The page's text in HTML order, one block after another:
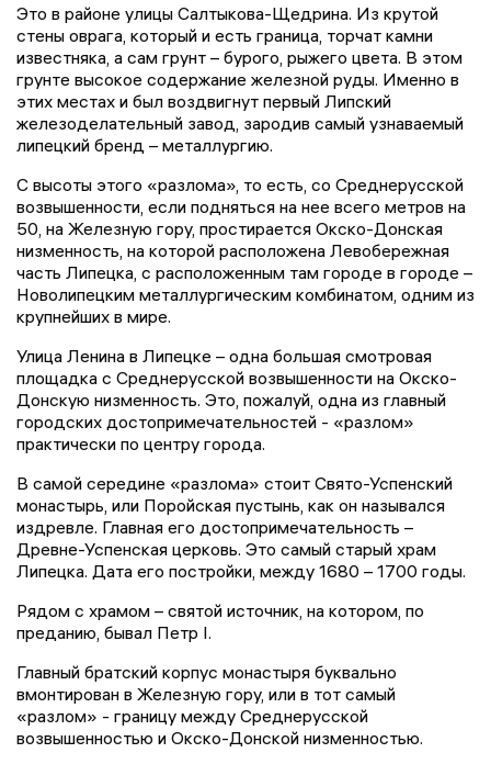
Это в районе улицы Салтыкова-Щедрина. Из крутой
стены оврага, который и есть граница, торчат камни
известняка, а сам грунт – бурого, рыжего цвета. В этом
грунте высокое содержание железной руды. Именно в
этих местах и был воздвигнут первый Липский
железоделательный завод, зародив самый узнаваемый
липецкий бренд – металлургию.
С высоты этого «разлома», то есть, со Среднерусской
возвышенности, если подняться на нее всего метров на
50, на Железную гору, простирается Окско-Донская
низменность, на которой расположена Левобережная
часть Липецка, с расположенным там городе в городе –
Новолипецким металлургическим комбинатом, одним из
крупнейших в мире.
Улица Ленина в Липецке – одна большая смотровая
площадка с Среднерусской возвышенности на Окско-
Донскую низменность. Это, пожалуй, одна из главный
городских достопримечательностей - «разлом»
практически по центру города.
В самой середине «разлома» стоит Свято-Успенский
монастырь, или Поройская пустынь, как он назывался
издревле. Главная его достопримечательность –
Древне-Успенская церковь. Это самый старый храм
Липецка. Дата его постройки, между 1680 – 1700 годы.
Рядом с храмом – святой источник, на котором, по
преданию, бывал Петр I.
Главный братский корпус монастыря буквально
вмонтирован в Железную гору, или в тот самый
«разлом» - границу между Среднерусской
возвышенностью и Окско-Донской низменностью.